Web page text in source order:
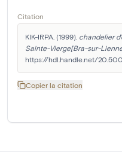
Citation
KIK-IRPA. (1999). chandelier
Sainte-Vierge[Bra-sur-
https://hdl.handle.net/
Copier la citation